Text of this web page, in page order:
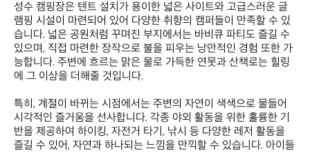
성수 캠핑장은 텐트 설치가 용이한 넓은 사이트와 고급스러운 글
램핑 시설이 마련되어 있어 다양한 취향의 캠퍼들이 만족할 수 있
습니다. 넓은 공원처럼 꾸며진 부지에서는 바비큐 파티도 즐길 수
있으며, 직접 마련한 장작으로 불을 피우는 낭만적인 경험 또한 가
능합니다. 주변에 흐르는 맑은 물로 가득한 연못과 산책로는 힐링
에 그 이상을 더해줄 것입니다.
특히, 계절이 바뀌는 시점에서는 주변의 자연이 색색으로 물들어
시각적인 즐거움을 선사합니다. 각종 야외 활동을 위한 훌륭한 기
반을 제공하여 하이킹, 자전거 타기, 낚시 등 다양한 레저 활동을
즐길 수 있어, 자연과 하나되는 느낌을 만끽할 수 있습니다. 아이들